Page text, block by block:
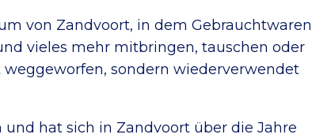
von Zandvoort, in dem Gebrauchtwaren
vieles mehr mitbringen, tauschen oder
sondern wiederverwendet
hat sich in Zandvoort über die Jahre